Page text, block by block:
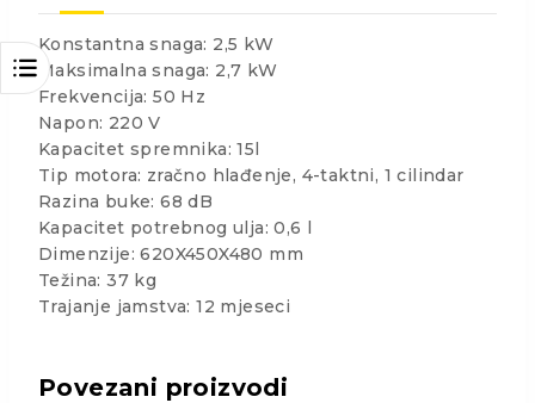
Konstantna snaga: 2,5 kW
Maksimalna snaga: 2,7 kW
Frekvencija: 50 Hz
Napon: 220 V
Kapacitet spremnika: 15l
Tip motora: zračno hlađenje, 4-taktni, 1 cilindar
Razina buke: 68 dB
Kapacitet potrebnog ulja: 0,6 l
Dimenzije: 620X450X480 mm
Težina: 37 kg
Trajanje jamstva: 12 mjeseci
Povezani proizvodi